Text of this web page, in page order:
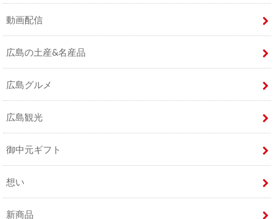
動画配信
広島の土産&名産品
広島グルメ
広島観光
御中元ギフト
想い
新商品